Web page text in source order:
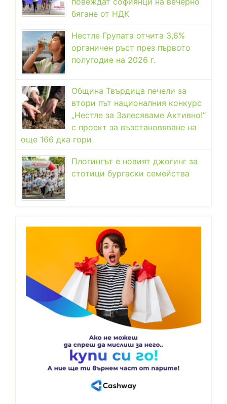
бягане от НДК
Нестле Групата отчита 3,6%
органичен ръст през първото
полугодие на 2026 г.
Община Твърдица печели за
втори път националния конкурс
„Нестле за Залесяваме Активно!“
с проект за възстановяване на
още 166 дка гори
Плогингът е новият джогинг за
стотици бургаски семейства